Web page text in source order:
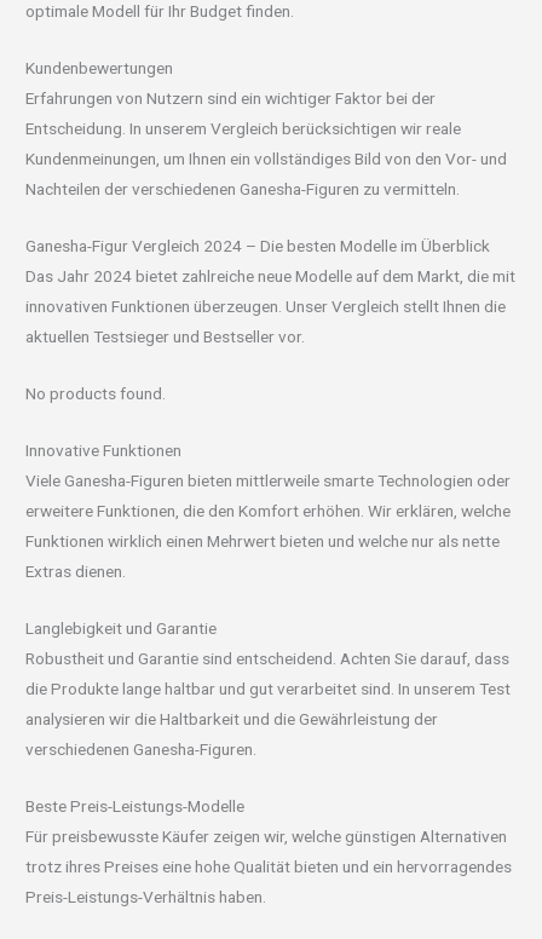
optimale Modell für Ihr Budget finden.
Kundenbewertungen
Erfahrungen von Nutzern sind ein wichtiger Faktor bei der
Entscheidung. In unserem Vergleich berücksichtigen wir reale
Kundenmeinungen, um Ihnen ein vollständiges Bild von den Vor- und
Nachteilen der verschiedenen Ganesha-Figuren zu vermitteln.
Ganesha-Figur Vergleich 2024 – Die besten Modelle im Überblick
Das Jahr 2024 bietet zahlreiche neue Modelle auf dem Markt, die mit
innovativen Funktionen überzeugen. Unser Vergleich stellt Ihnen die
aktuellen Testsieger und Bestseller vor.
No products found.
Innovative Funktionen
Viele Ganesha-Figuren bieten mittlerweile smarte Technologien oder
erweitere Funktionen, die den Komfort erhöhen. Wir erklären, welche
Funktionen wirklich einen Mehrwert bieten und welche nur als nette
Extras dienen.
Langlebigkeit und Garantie
Robustheit und Garantie sind entscheidend. Achten Sie darauf, dass
die Produkte lange haltbar und gut verarbeitet sind. In unserem Test
analysieren wir die Haltbarkeit und die Gewährleistung der
verschiedenen Ganesha-Figuren.
Beste Preis-Leistungs-Modelle
Für preisbewusste Käufer zeigen wir, welche günstigen Alternativen
trotz ihres Preises eine hohe Qualität bieten und ein hervorragendes
Preis-Leistungs-Verhältnis haben.